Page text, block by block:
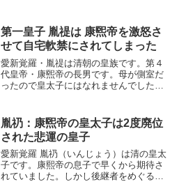
第一皇子 胤禔は 康煕帝を激怒さ
せて自宅軟禁にされてしまった
愛新覚羅・胤禔は清朝の皇族です。第４
代皇帝・康煕帝の長男です。母が側室だ
ったので皇太子にはなれませんでした。
自分が次の皇帝になるのを諦め、八皇
子・胤禩と共謀して皇太子を...
胤礽：康煕帝の皇太子は2度廃位
された悲運の皇子
愛新覚羅 胤礽（いんじょう）は清の皇太
子です。康熙帝の息子で早くから期待さ
れていました。しかし後継者をめぐる争